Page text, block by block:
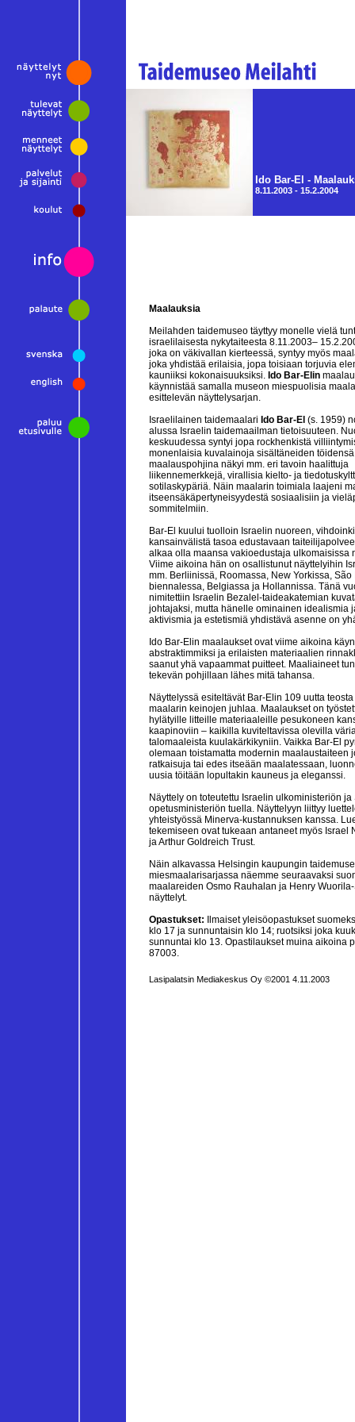
Ido Bar-El -
8.11.2003 - 15.2.2004
Maalauksia
Meilahden taidemuseo täyttyy monelle vielä
israelilaisesta nykytaiteesta 8.11.2003–
joka on väkivallan kierteessä, syntyy myös
joka yhdistää erilaisia, jopa toisiaan torjuvia
kauniiksi kokonaisuuksiksi. Ido Bar-Elin
käynnistää samalla museon miespuolisia
esittelevän näyttelysarjan.
Israelilainen taidemaalari Ido Bar-El (s. 1959)
alussa Israelin taidemaailman tietoisuuteen.
keskuudessa syntyi jopa rockhenkistä
monenlaisia kuvalainoja sisältäneiden töidensä
maalauspohjina näkyi mm. eri tavoin haalittuja
liikennemerkkejä, virallisia kielto- ja
sotilaskypäriä. Näin maalarin toimiala laajeni
itseensäkäpertyneisyydestä sosiaalisiin ja
sommitelmiin.
Bar-El kuului tuolloin Israelin nuoreen,
kansainvälistä tasoa edustavaan
alkaa olla maansa vakioedustaja ulkomaisissa
Viime aikoina hän on osallistunut näyttelyihin
mm. Berliinissä, Roomassa, New Yorkissa, São
biennalessa, Belgiassa ja Hollannissa. Tänä
nimitettiin Israelin Bezalel-taideakatemian
johtajaksi, mutta hänelle ominainen idealismia
aktivismia ja estetismiä yhdistävä asenne on
Ido Bar-Elin maalaukset ovat viime aikoina
abstraktimmiksi ja erilaisten materiaalien
saanut yhä vapaammat puitteet. Maaliaineet
tekevän pohjillaan lähes mitä tahansa.
Näyttelyssä esiteltävät Bar-Elin 109 uutta
maalarin keinojen juhlaa. Maalaukset on
hylätyille litteille materiaaleille pesukoneen
kaapinoviin – kaikilla kuviteltavissa olevilla
talomaaleista kuulakärkikyniin. Vaikka Bar-El
olemaan toistamatta modernin maalaustaiteen
ratkaisuja tai edes itseään maalatessaan,
uusia töitään lopultakin kauneus ja eleganssi.
Näyttely on toteutettu Israelin ulkoministeriön ja
opetusministeriön tuella. Näyttelyyn liittyy
yhteistyössä Minerva-kustannuksen kanssa.
tekemiseen ovat tukeaan antaneet myös Israel
ja Arthur Goldreich Trust.
Näin alkavassa Helsingin kaupungin
miesmaalarisarjassa näemme seuraavaksi
maalareiden Osmo Rauhalan ja Henry
näyttelyt.
Opastukset: Ilmaiset yleisöopastukset
klo 17 ja sunnuntaisin klo 14; ruotsiksi joka
sunnuntai klo 13. Opastilaukset muina aikoina
87003.
Lasipalatsin Mediakeskus Oy ©2001 4.11.2003